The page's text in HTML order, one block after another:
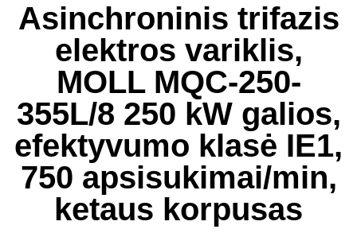
Asinchroninis trifazis
elektros variklis,
MOLL MQC-250-
355L/8 250 kW galios,
efektyvumo klasė IE1,
750 apsisukimai/min,
ketaus korpusas